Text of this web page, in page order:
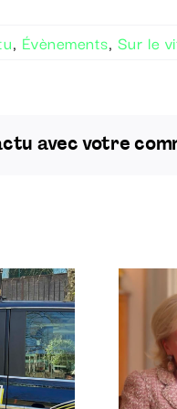
, Évènements, Sur le
avec votre
sur
Astrid de